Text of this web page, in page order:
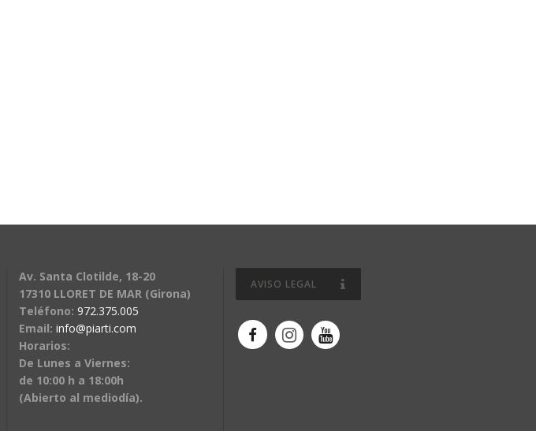
Av. Santa Clotilde, 18-20
17310 LLORET DE MAR (Girona)
Teléfono: 972.375.005
Email: info@piarti.com
Horarios:
De Lunes a Viernes:
de 10:00 h a 18:00h
(Abierto al mediodía).
AVISO LEGAL